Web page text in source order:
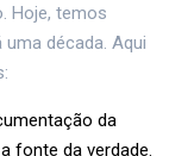
Hoje, temos
década. Aqui
da
fonte da verdade.